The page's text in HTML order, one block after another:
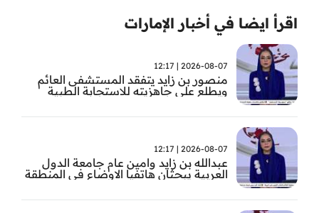
اقرأ ايضا في أخبار الإمارات
2026-08-07 | 12:17
منصور بن زايد يتفقد المستشفى العائم
ويطلع على جاهزيته للاستجابة الطبية
2026-08-07 | 12:17
عبدالله بن زايد وامين عام جامعة الدول
العربية يبحثان هاتفيا الاوضاع في المنطقة